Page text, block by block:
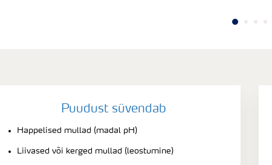
Puudust süvendab
Happelised mullad (madal pH)
Liivased või kerged mullad (leostumine)